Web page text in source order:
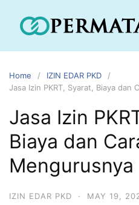
Home
IZIN EDAR PKD
Jasa Izin PKRT, Syarat, Biaya dan
Jasa Izin
Biaya dan
Mengurusnya
IZIN EDAR PKD · MAY 19,